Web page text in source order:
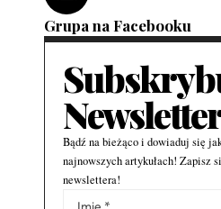
Grupa na Facebooku
Bądź na bieżąco i dowiaduj się
najnowszych artykułach! Zapisz
newslettera!
Alternative: